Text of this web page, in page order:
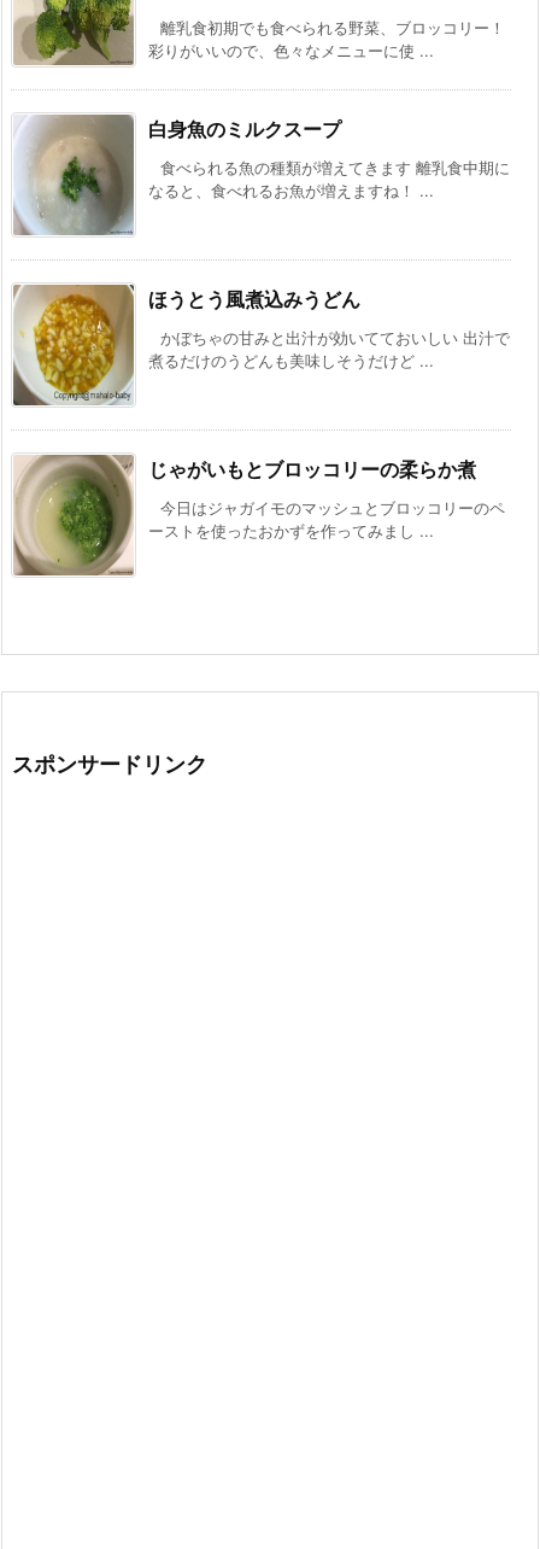
離乳食初期でも食べられる野菜、ブロッコリー！
彩りがいいので、色々なメニューに使 ...
白身魚のミルクスープ
食べられる魚の種類が増えてきます 離乳食中期に
なると、食べれるお魚が増えますね！ ...
ほうとう風煮込みうどん
かぼちゃの甘みと出汁が効いてておいしい 出汁で
煮るだけのうどんも美味しそうだけど ...
じゃがいもとブロッコリーの柔らか煮
今日はジャガイモのマッシュとブロッコリーのペ
ーストを使ったおかずを作ってみまし ...
スポンサードリンク